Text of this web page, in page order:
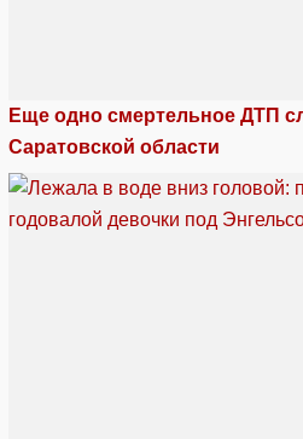
Еще одно смертельное ДТП
Саратовской области